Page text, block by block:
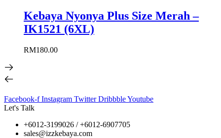
Kebaya Nyonya Plus Size Merah –
IK1521 (6XL)
RM180.00
Facebook-f Instagram Twitter DribbbleYoutube
Let's Talk
+6012-3199026 / +6012-6907705
sales@izzkebaya.com